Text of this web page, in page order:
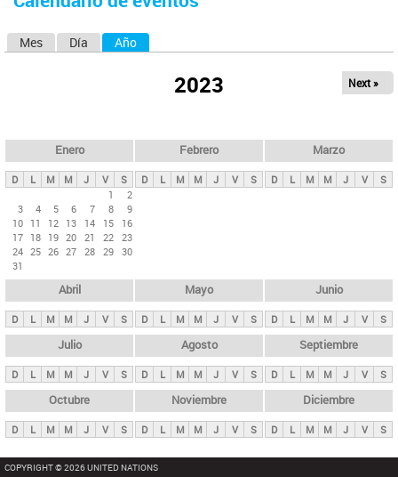
d
usted
s
p
n
c
i
p
l
e
s
Mes Día Año
2023 Next »
Enero
D L M M J V
S
1
2
3
4 5 6 7 8
9
10 11 12 13 14 15
16
17 18 19 20 21 22 23
24 25 26 27 28 29 30
31
Febrero
D L M M J V S
Marzo
D L M M J V S
Abril
D L M M J V S
Mayo
D L M M J V S
Junio
D L M M J V S
Julio
D L M M J V S
Agosto
D L M M J V S
Septiembre
D L M M J V S
Octubre
D L M M J V S
Noviembre
D L M M J V S
Diciembre
D L M M J V S
COPYRIGHT © 2026 UNITED NATIONS